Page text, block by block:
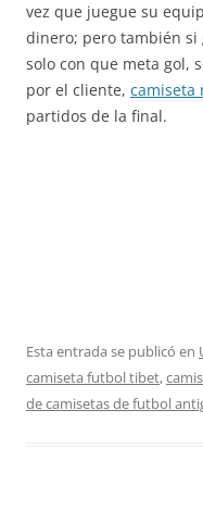
vez que juegue su
dinero; pero también si
solo con que meta gol,
por el cliente, camiseta
partidos de la final.
Esta entrada se publicó en
camiseta futbol tibet,
de camisetas de futbol